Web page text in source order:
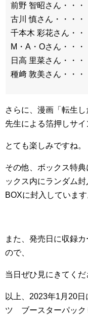
前野 智昭さん・・・
古川 慎さん・・・・
千本木 彩花さん・・
M・A・Oさん・・・
日高 里菜さん・・・
種﨑 敦美さん・・・
さらに、漫画「転生
先生による箔押しサイ
とても楽しみですね。
その他、ボックス特
ックス内にランダム
BOXに封入しています
また、発売日に収録
ので、
当日ぜひ見にきてくだ
以上、2023年1月20
ツ ブースターパック